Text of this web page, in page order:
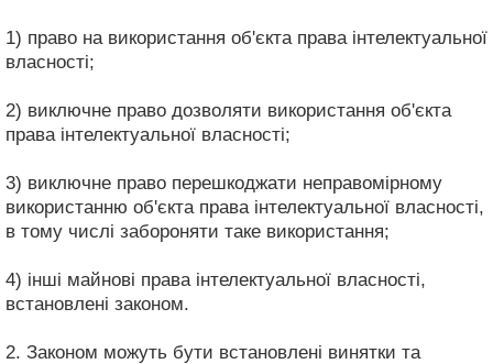
1) право на використання об'єкта права інтелектуальної
власності;
2) виключне право дозволяти використання об'єкта
права інтелектуальної власності;
3) виключне право перешкоджати неправомірному
використанню об'єкта права інтелектуальної власності,
в тому числі забороняти таке використання;
4) інші майнові права інтелектуальної власності,
встановлені законом.
2. Законом можуть бути встановлені винятки та